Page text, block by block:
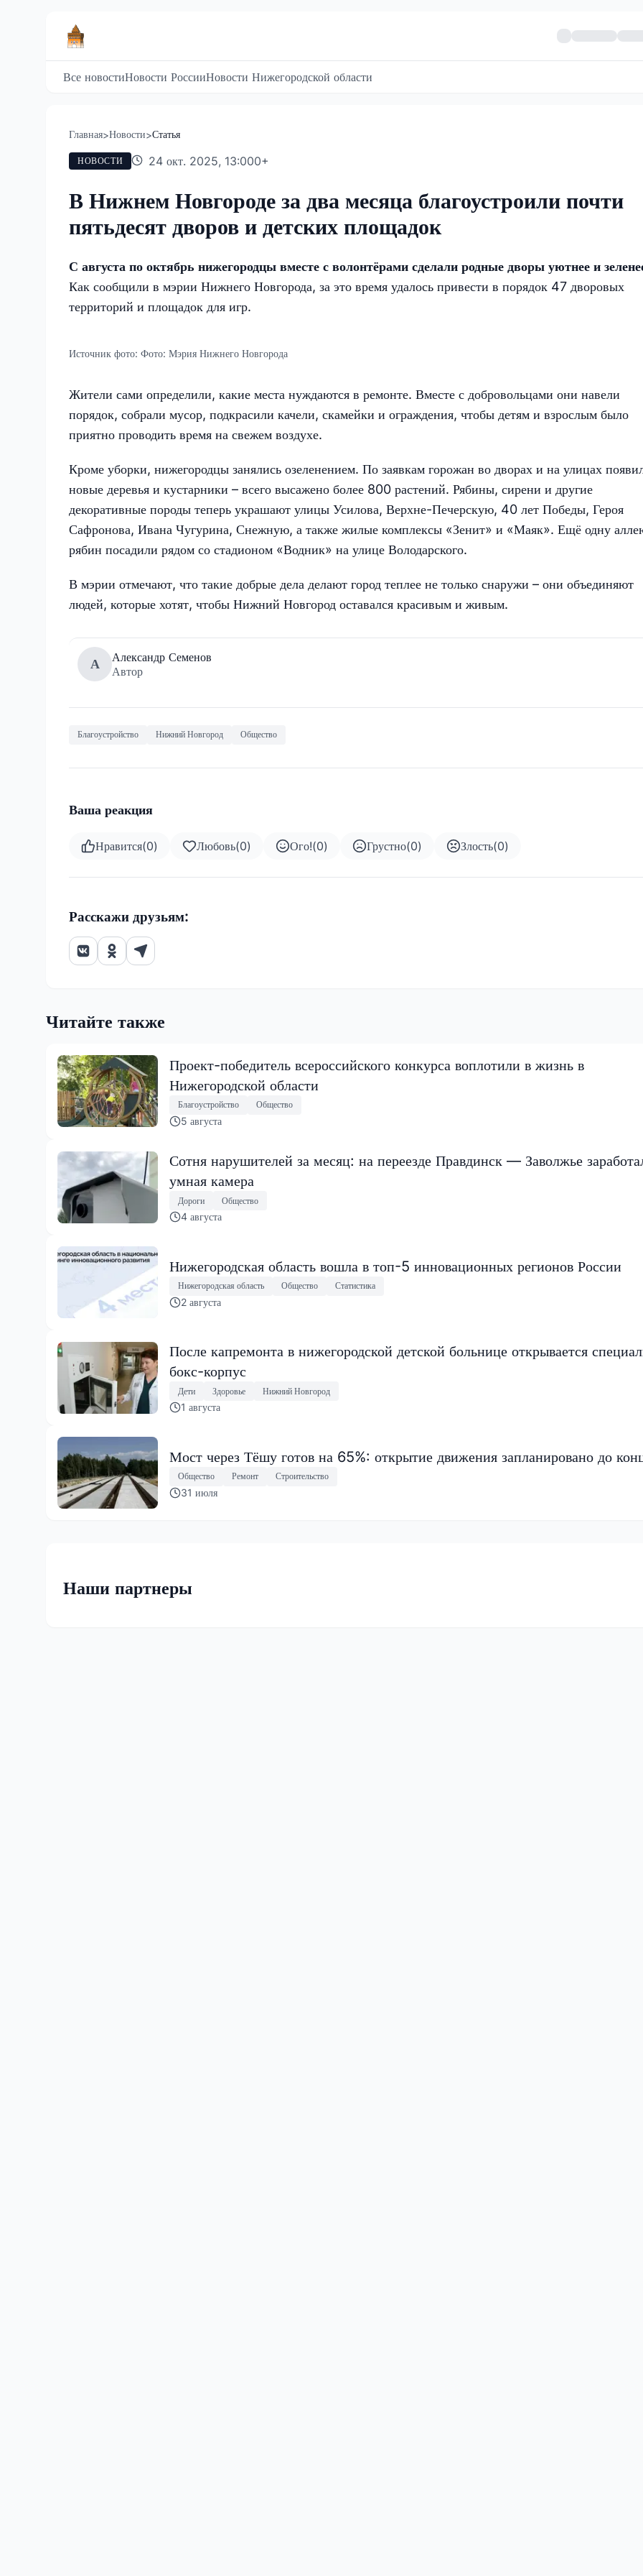
Все новостиНовости РоссииНовости Нижегородской области
Главная>Новости>Статья
НОВОСТИ 24 окт. 2025, 13:000+
В Нижнем Новгороде за два месяца благоустроили почти
пятьдесят дворов и детских площадок
С августа по октябрь нижегородцы вместе с волонтёрами сделали родные дворы уютнее и
Как сообщили в мэрии Нижнего Новгорода, за это время удалось привести в порядок 47 дворовых
территорий и площадок для игр.
Источник фото: Фото: Мэрия Нижнего Новгорода
Жители сами определили, какие места нуждаются в ремонте. Вместе с добровольцами они навели
порядок, собрали мусор, подкрасили качели, скамейки и ограждения, чтобы детям и взрослым было
приятно проводить время на свежем воздухе.
Кроме уборки, нижегородцы занялись озеленением. По заявкам горожан во дворах и на улицах
новые деревья и кустарники – всего высажено более 800 растений. Рябины, сирени и другие
декоративные породы теперь украшают улицы Усилова, Верхне-Печерскую, 40 лет Победы, Героя
Сафронова, Ивана Чугурина, Снежную, а также жилые комплексы «Зенит» и «Маяк». Ещё одну
рябин посадили рядом со стадионом «Водник» на улице Володарского.
В мэрии отмечают, что такие добрые дела делают город теплее не только снаружи – они объединяют
людей, которые хотят, чтобы Нижний Новгород оставался красивым и живым.
А
Александр Семенов
Автор
Благоустройство Нижний Новгород Общество
Ваша реакция
Нравится(0) Любовь(0) Ого!(0) Грустно(0) Злость(0)
Расскажи друзьям:
Читайте также
Проект-победитель всероссийского конкурса воплотили в жизнь в
Нижегородской области
Благоустройство Общество
5 августа
Сотня нарушителей за месяц: на переезде Правдинск — Заволжье
умная камера
Дороги Общество
4 августа
Нижегородская область вошла в топ-5 инновационных регионов России
Нижегородская область Общество Статистика
2 августа
После капремонта в нижегородской детской больнице открывается
бокс-корпус
Дети Здоровье Нижний Новгород
1 августа
Мост через Тёшу готов на 65%: открытие движения запланировано до
Общество Ремонт Строительство
31 июля
Наши партнеры